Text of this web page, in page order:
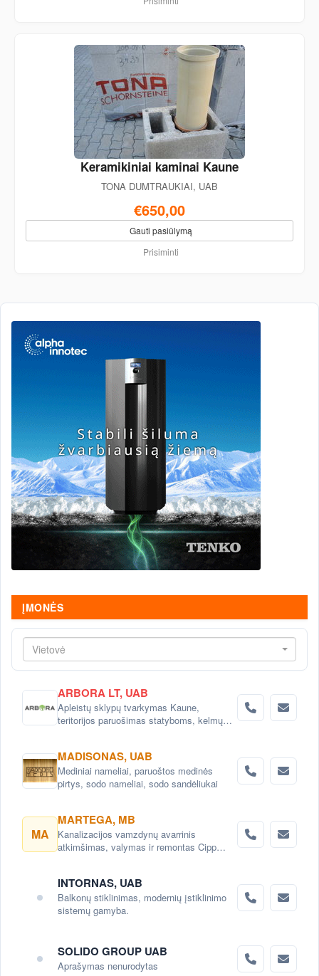
Keramikiniai kaminai Kaune
TONA DUMTRAUKIAI, UAB
€650,00
Gauti pasiūlymą
Prisiminti
ĮMONĖS
Vietovė
ARBORA LT, UAB
Apleistų sklypų tvarkymas Kaune,
teritorijos paruošimas statyboms, kelmų
MADISONAS, UAB
Mediniai nameliai, paruoštos medinės
pirtys, sodo nameliai, sodo sandėliukai
MA
MARTEGA, MB
Kanalizacijos vamzdynų avarrinis
atkimšimas, valymas ir remontas Cipp
INTORNAS, UAB
Balkonų stiklinimas, modernių įstiklinimo
sistemų gamyba.
SOLIDO GROUP UAB
Aprašymas nenurodytas